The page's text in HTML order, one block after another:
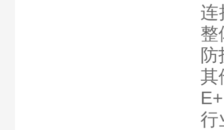
连
整
其
行